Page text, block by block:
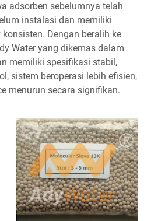
adsorben sebelumnya telah
instalasi dan memiliki
Dengan beralih ke
Water yang dikemas dalam
memiliki spesifikasi stabil,
sistem beroperasi lebih efisien,
menurun secara signifikan.